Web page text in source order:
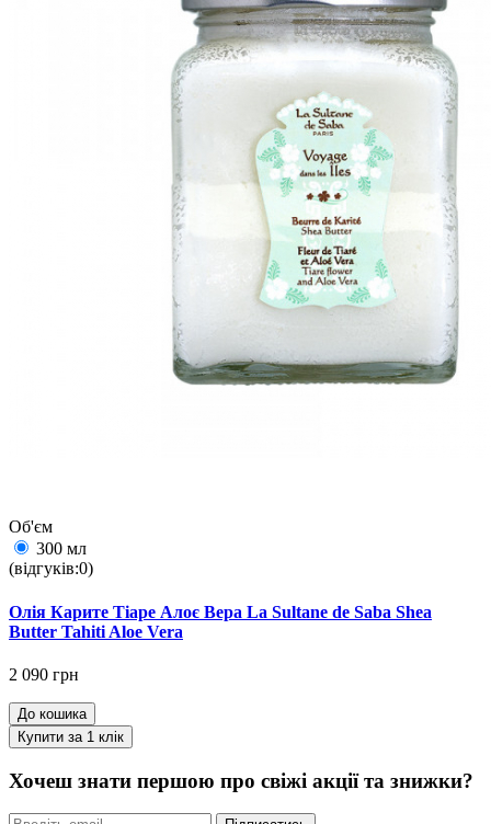
Об'єм
300 мл
(відгуків:0)
Олія Карите Тіаре Алоє Вера La Sultane de Saba Shea
Butter Tahiti Aloe Vera
2 090 грн
До кошика
Купити за 1 клiк
Хочеш знати першою про свіжі акції та знижки?